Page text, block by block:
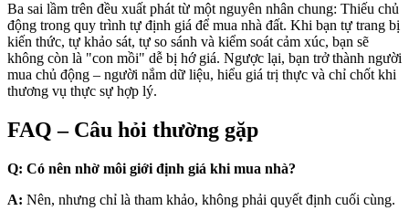
Ba sai lầm trên đều xuất phát từ một nguyên nhân chung: Thiếu chủ
động trong quy trình tự định giá để mua nhà đất. Khi bạn tự trang bị
kiến thức, tự khảo sát, tự so sánh và kiểm soát cảm xúc, bạn sẽ
không còn là "con mồi" dễ bị hớ giá. Ngược lại, bạn trở thành người
mua chủ động – người nắm dữ liệu, hiểu giá trị thực và chỉ chốt khi
thương vụ thực sự hợp lý.
FAQ – Câu hỏi thường gặp
Q: Có nên nhờ môi giới định giá khi mua nhà?
A: Nên, nhưng chỉ là tham khảo, không phải quyết định cuối cùng.